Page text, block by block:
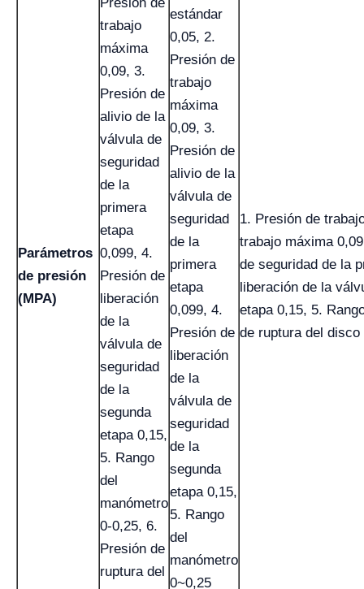
Parámetros
de presión
(MPA)
trabajo
máxima
0,09, 3.
Presión de
alivio de la
válvula de
seguridad
de la
primera
etapa
0,099, 4.
Presión de
liberación
de la
válvula de
seguridad
de la
segunda
etapa 0,15,
5. Rango
del
manómetro
0-0,25, 6.
Presión de
ruptura del
estándar
0,05, 2.
Presión de
trabajo
máxima
0,09, 3.
Presión de
alivio de la
válvula de
seguridad
de la
primera
etapa
0,099, 4.
Presión de
liberación
de la
válvula de
seguridad
de la
segunda
etapa 0,15,
5. Rango
del
manómetro
0~0,25
1. Presión de
trabajo máxima
de seguridad de la
liberación de la
etapa 0,15, 5.
de ruptura del